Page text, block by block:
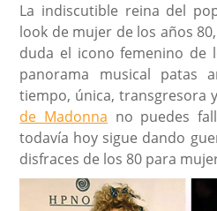
La indiscutible reina del
look de mujer de los años
duda el icono femenino de
panorama musical patas
tiempo, única, transgresora
de Madonna no puedes
todavía hoy sigue dando
disfraces de los 80 para